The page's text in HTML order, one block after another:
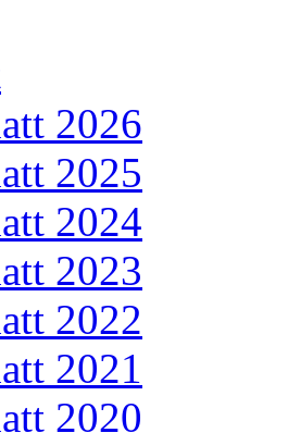
2026
2025
2024
2023
2022
2021
2020